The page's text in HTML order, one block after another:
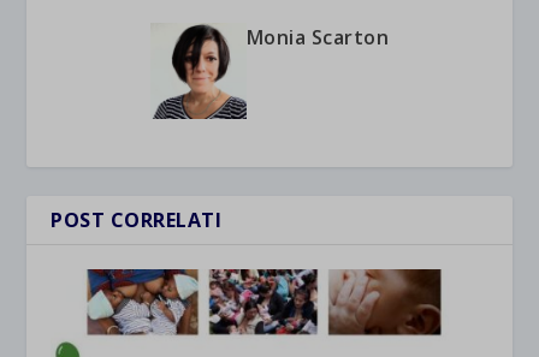
Monia Scarton
POST CORRELATI